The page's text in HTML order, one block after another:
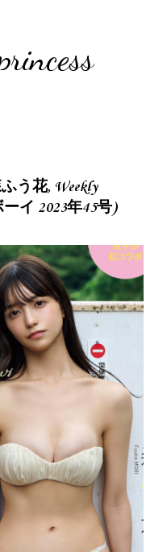
う花, Weekly
ーイ 2023年45号)